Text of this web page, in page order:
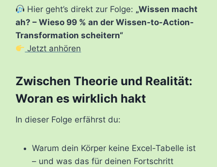
Hier geht’s direkt zur Folge: „Wissen macht
ah? – Wieso 99 % an der Wissen-to-Action-
Transformation scheitern“
Jetzt anhören
Zwischen Theorie und Realität:
Woran es wirklich hakt
In dieser Folge erfährst du:
Warum dein Körper keine Excel-Tabelle ist
– und was das für deinen Fortschritt